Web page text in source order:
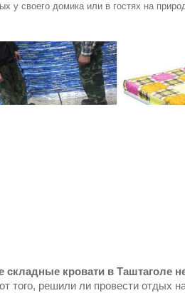
у своего домика или в гостях на
кровати в Таштаголе
того, решили ли провести отдых